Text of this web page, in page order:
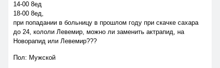
14-00 8ед
18-00 8ед,
при попадании в больницу в прошлом году при скачке сахара
до 24, кололи Левемир, можно ли заменить актрапид, на
Новорапид или Левемир???
Пол: Мужской